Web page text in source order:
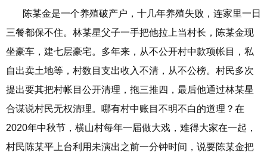
陈某金是一个养殖破产户，十几年养殖失败，连家里一日
三餐都保不住。林某星父子一手把他拉上当村长，陈某金现
坐豪车，建七层豪宅。多年来，从不公开村中款项帐目，私
自出卖土地等，村数目支出收入不清，从不公榜。村民多次
提出要其把村帐目公开清理，拖三推四，最后他通过林某星
合谋说村民无权清理。哪有村中账目不明不白的道理？在
2020年中秋节，横山村每年一届做大戏，难得大家在一起，
村民陈某平上台利用未演出之前一分钟时间，说要陈某金把